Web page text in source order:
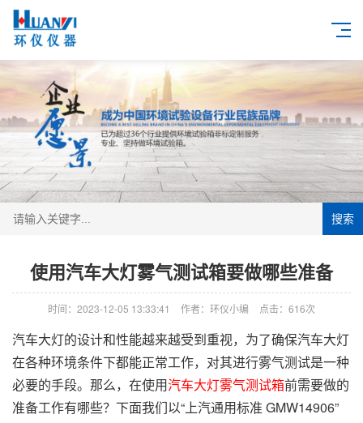
搜索
使用汽车大灯雾气测试箱要做哪些准备
时间：2023-12-05 13:33:41 作者：环仪小编 点击： 616次
汽车大灯的设计和性能越来越受到重视，为了确保汽车大灯
在各种环境条件下都能正常工作，对其进行雾气测试是一种
必要的手段。那么，在使用汽车大灯雾气测试箱前需要做的
准备工作有哪些？下面我们以“上汽通用标准 GMW14906”